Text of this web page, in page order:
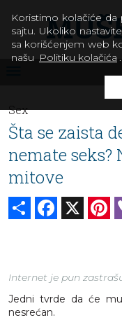
Sex
Šta se zaista
nemate seks?
mitove
Share Facebook
Internet je pun
Jedni tvrde da će
nesrećan.
Koristimo kolačiće
sajtu. Ukoliko
sa korišćenjem web
našu Politiku kolačića .